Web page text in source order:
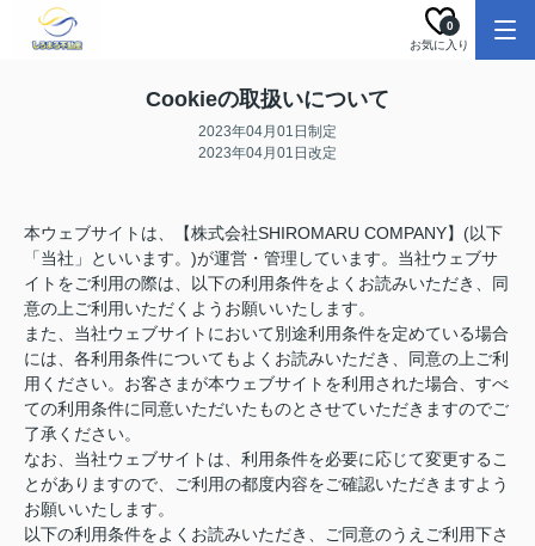
お気に入り
0
Cookieの取扱いについて
2023年04月01日制定
2023年04月01日改定
本ウェブサイトは、【株式会社SHIROMARU COMPANY】(以下
「当社」といいます。)が運営・管理しています。当社ウェブサ
イトをご利用の際は、以下の利用条件をよくお読みいただき、同
意の上ご利用いただくようお願いいたします。
また、当社ウェブサイトにおいて別途利用条件を定めている場合
には、各利用条件についてもよくお読みいただき、同意の上ご利
用ください。お客さまが本ウェブサイトを利用された場合、すべ
ての利用条件に同意いただいたものとさせていただきますのでご
了承ください。
なお、当社ウェブサイトは、利用条件を必要に応じて変更するこ
とがありますので、ご利用の都度内容をご確認いただきますよう
お願いいたします。
以下の利用条件をよくお読みいただき、ご同意のうえご利用下さ